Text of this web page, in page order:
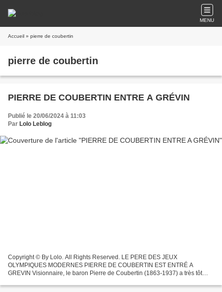
MENU
Accueil » pierre de coubertin
pierre de coubertin
PIERRE DE COUBERTIN ENTRE A GRÉVIN
Publié le 20/06/2024 à 11:03
Par Lolo Leblog
Copyright © By Lolo. All Rights Reserved. LE PERE DES JEUX
OLYMPIQUES MODERNES PIERRE DE COUBERTIN EST ENTRÉ A
GREVIN Visionnaire, le baron Pierre de Coubertin (1863-1937) a très tôt
notamment...